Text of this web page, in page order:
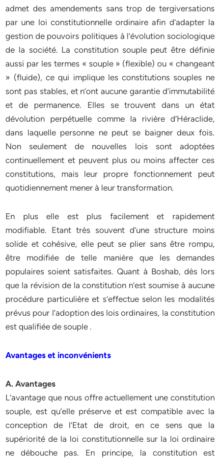
admet des amendements sans trop de tergiversations
par une loi constitutionnelle ordinaire afin d’adapter la
gestion de pouvoirs politiques à l’évolution sociologique
de la société. La constitution souple peut être définie
aussi par les termes « souple » (flexible) ou « changeant
» (fluide), ce qui implique les constitutions souples ne
sont pas stables, et n’ont aucune garantie d’immutabilité
et de permanence. Elles se trouvent dans un état
dévolution perpétuelle comme la rivière d’Héraclide,
dans laquelle personne ne peut se baigner deux fois.
Non seulement de nouvelles lois sont adoptées
continuellement et peuvent plus ou moins affecter ces
constitutions, mais leur propre fonctionnement peut
quotidiennement mener à leur transformation.
En plus elle est plus facilement et rapidement
modifiable. Etant très souvent d’une structure moins
solide et cohésive, elle peut se plier sans être rompu,
être modifiée de telle manière que les demandes
populaires soient satisfaites. Quant à Boshab, dès lors
que la révision de la constitution n’est soumise à aucune
procédure particulière et s’effectue selon les modalités
prévus pour l’adoption des lois ordinaires, la constitution
est qualifiée de souple .
Avantages et inconvénients
A. Avantages
L’avantage que nous offre actuellement une constitution
souple, est qu’elle préserve et est compatible avec la
conception de l’Etat de droit, en ce sens que la
supériorité de la loi constitutionnelle sur la loi ordinaire
ne débouche pas. En principe, la constitution est